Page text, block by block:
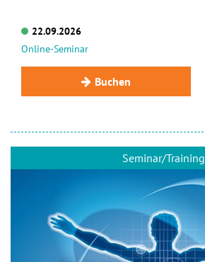
22.09.2026
Online-Seminar
Buchen
Seminar/Training